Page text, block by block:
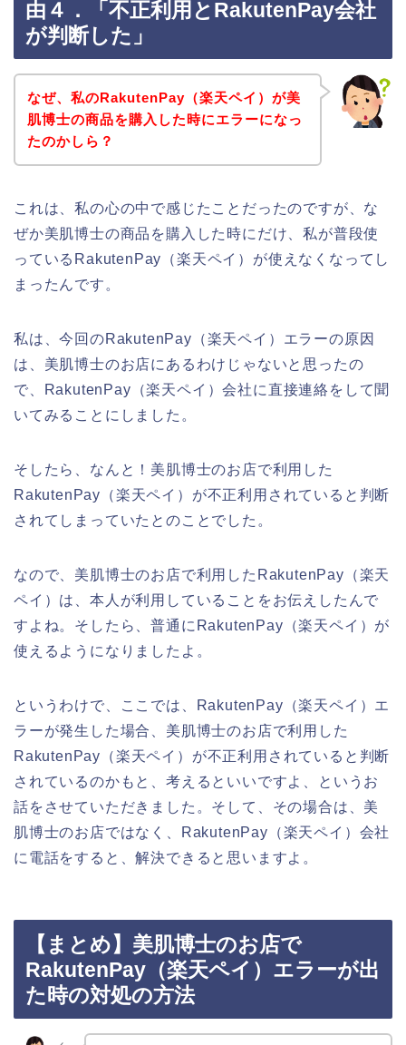
由４．「不正利用とRakutenPay会社
が判断した」
なぜ、私のRakutenPay（楽天ペイ）が美
肌博士の商品を購入した時にエラーになっ
たのかしら？
これは、私の心の中で感じたことだったのですが、な
ぜか美肌博士の商品を購入した時にだけ、私が普段使
っているRakutenPay（楽天ペイ）が使えなくなってし
まったんです。
私は、今回のRakutenPay（楽天ペイ）エラーの原因
は、美肌博士のお店にあるわけじゃないと思ったの
で、RakutenPay（楽天ペイ）会社に直接連絡をして聞
いてみることにしました。
そしたら、なんと！美肌博士のお店で利用した
RakutenPay（楽天ペイ）が不正利用されていると判断
されてしまっていたとのことでした。
なので、美肌博士のお店で利用したRakutenPay（楽天
ペイ）は、本人が利用していることをお伝えしたんで
すよね。そしたら、普通にRakutenPay（楽天ペイ）が
使えるようになりましたよ。
というわけで、ここでは、RakutenPay（楽天ペイ）エ
ラーが発生した場合、美肌博士のお店で利用した
RakutenPay（楽天ペイ）が不正利用されていると判断
されているのかもと、考えるといいですよ、というお
話をさせていただきました。そして、その場合は、美
肌博士のお店ではなく、RakutenPay（楽天ペイ）会社
に電話をすると、解決できると思いますよ。
【まとめ】美肌博士のお店で
RakutenPay（楽天ペイ）エラーが出
た時の対処の方法